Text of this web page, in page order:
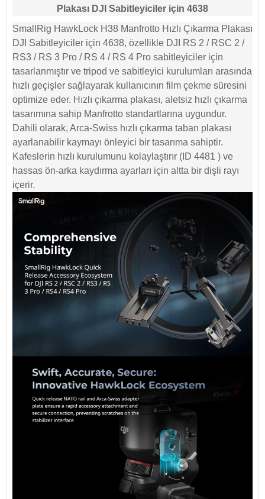
Plakası DJI Sabitleyiciler için 4638
SmallRig HawkLock H38 Manfrotto Hızlı Çıkarma Plakası
DJI Sabitleyiciler için 4638, özellikle DJI RS 2 / RSC 2 /
RS3 / RS 3 Pro / RS 4 / RS 4 Pro sabitleyiciler için
tasarlanmıştır ve tripod ve sabitleyici kurulumları arasında
hızlı geçişler sağlayarak kullanıcının film çekme süresini
optimize eder. Hızlı çıkarma plakası, aletsiz hızlı çıkarma
tasarımına sahip Manfrotto standartlarına uygundur.
Dahili olarak, Arca-Swiss hızlı çıkarma taban plakası
ayarlanabilir kaymayı önleyici bir tasarıma sahiptir.
Kafeslerin hızlı kurulumunu kolaylaştırır (ID 4481 ) ve
hassas ön-arka kaydırma ayarları için altta bir dişli rayı
içerir.